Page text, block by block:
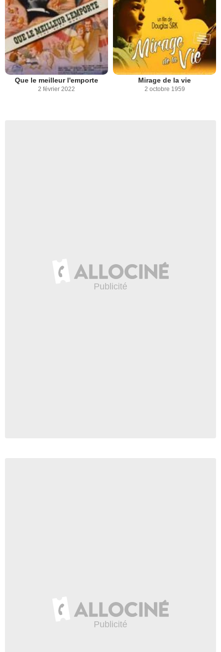
Que le meilleur l'emporte
2 février 2022
Mirage de la vie
2 octobre 1959